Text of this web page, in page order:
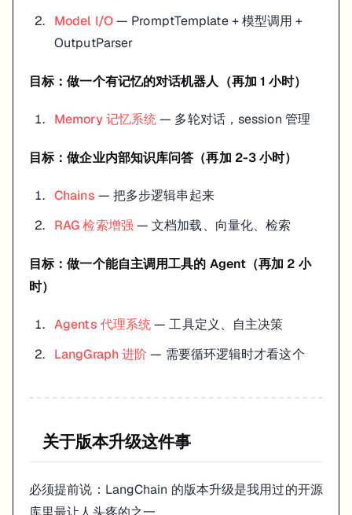
Model I/O— PromptTemplate + 模型调用 +
OutputParser
目标：做一个有记忆的对话机器人（再加 1 小时）
Memory 记忆系统— 多轮对话，session 管理
目标：做企业内部知识库问答（再加 2-3 小时）
Chains — 把多步逻辑串起来
RAG 检索增强 — 文档加载、向量化、检索
目标：做一个能自主调用工具的 Agent（再加 2 小
时）
Agents 代理系统— 工具定义、自主决策
LangGraph 进阶 — 需要循环逻辑时才看这个
关于版本升级这件事
必须提前说：LangChain 的版本升级是我用过的开源